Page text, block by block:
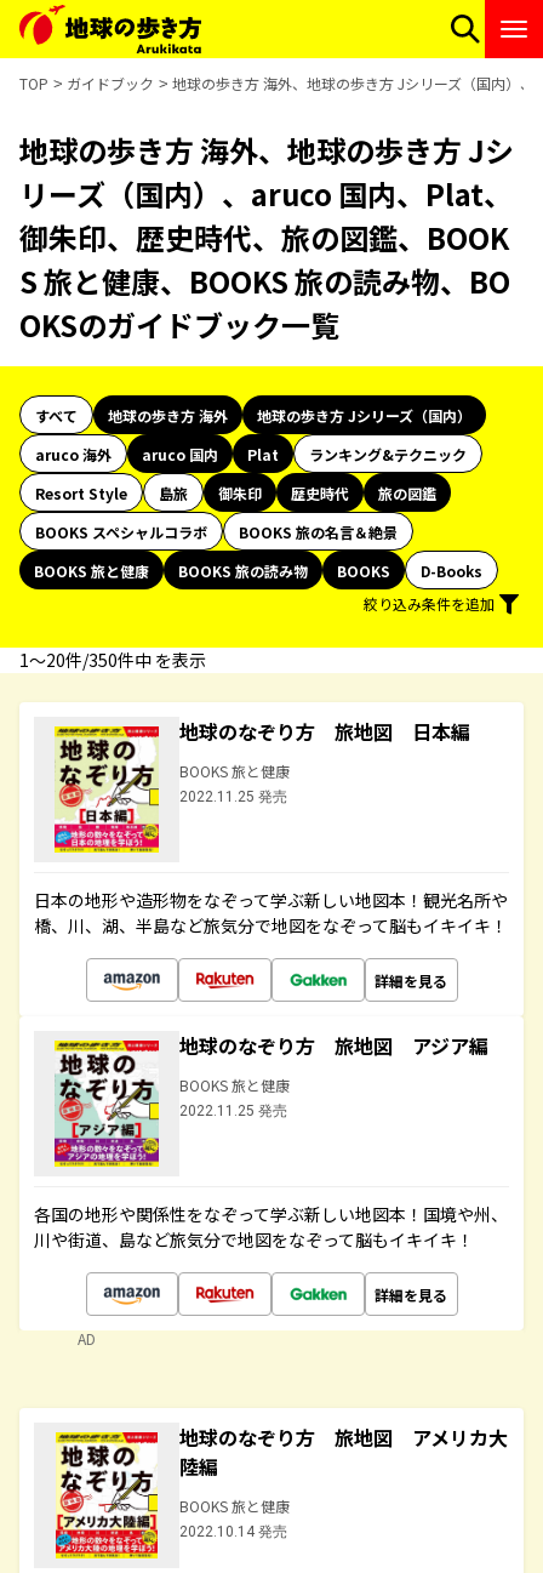
TOP ガイドブック 地球の歩き方 海外、地球の歩き方 Jシリーズ（国内）
地球の歩き方 海外、地球の歩き方 Jシ
リーズ（国内）、aruco 国内、Plat、
御朱印、歴史時代、旅の図鑑、BOOK
S 旅と健康、BOOKS 旅の読み物、BO
OKSのガイドブック一覧
すべて 地球の歩き方 海外
地球の歩き方 Jシリーズ（国内）
aruco 海外
aruco 国内 Plat
ランキング&テクニック
Resort Style
島旅 御朱印 歴史時代
旅の図鑑
BOOKS スペシャルコラボ
BOOKS 旅の名言＆絶景
BOOKS 旅と健康
BOOKS 旅の読み物 BOOKS
D-Books
絞り込み条件を追加
1〜20件/350件中 を表示
地球のなぞり方 旅地図 日本編
BOOKS 旅と健康
2022.11.25 発売
日本の地形や造形物をなぞって学ぶ新しい地図本！観光名所や
橋、川、湖、半島など旅気分で地図をなぞって脳もイキイキ！
詳細を見る
地球のなぞり方 旅地図 アジア編
BOOKS 旅と健康
2022.11.25 発売
各国の地形や関係性をなぞって学ぶ新しい地図本！国境や州、
川や街道、島など旅気分で地図をなぞって脳もイキイキ！
詳細を見る
AD
地球のなぞり方 旅地図 アメリカ大
陸編
BOOKS 旅と健康
2022.10.14 発売